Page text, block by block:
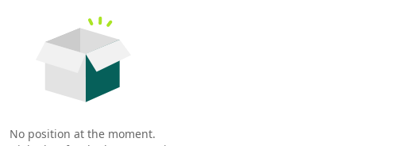
No position at the moment.